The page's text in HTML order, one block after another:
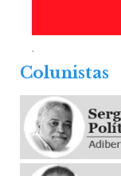
.
Colunistas